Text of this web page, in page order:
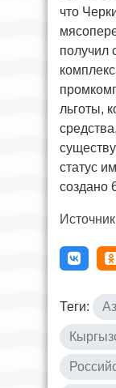
что
получил
льготы,
статус
создано
Источник
Теги: